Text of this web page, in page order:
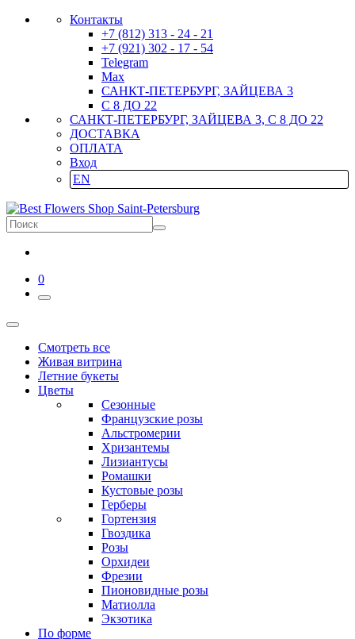
Контакты
+7 (812) 313 - 24 - 21
+7 (921) 302 - 17 - 54
Telegram
Max
САНКТ-ПЕТЕРБУРГ, ЗАЙЦЕВА 3
С 8 ДО 22
САНКТ-ПЕТЕРБУРГ, ЗАЙЦЕВА 3, С 8 ДО 22
ДОСТАВКА
ОПЛАТА
Вход
EN
0
Смотреть все
Живая витрина
Летние букеты
Цветы
Сезонные
Французские розы
Альстромерии
Хризантемы
Лизиантусы
Ромашки
Кустовые розы
Герберы
Гортензия
Гвоздика
Розы
Орхидеи
Фрезии
Пионовидные розы
Матиолла
Экзотика
По форме